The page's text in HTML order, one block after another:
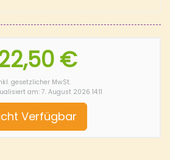
€
gesetzlicher MwSt.
am: 7. August 2026 14:11
Verfügbar